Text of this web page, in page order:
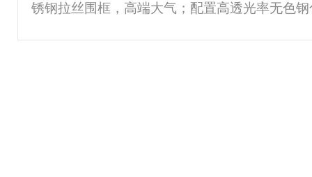
锈钢拉丝围框，高端大气；配置高透光率无色